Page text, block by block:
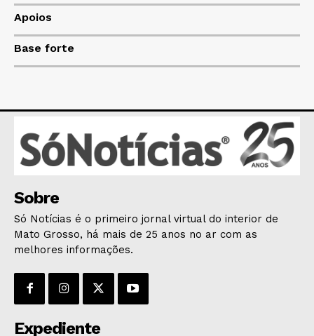
HOME
POLÍTICA
OPINIÃO
GERAL
SAÚDE
AGRONOTÍCIAS
ÚLTIMAS NOTÍCIAS
Apoios
Base forte
Sobre
Só Notícias é o primeiro jornal virtual do interior de
Mato Grosso, há mais de 25 anos no ar com as
melhores informações.
Expediente